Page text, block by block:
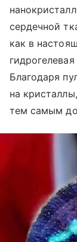
сердечной
как в
Благодаря
на
тем самым